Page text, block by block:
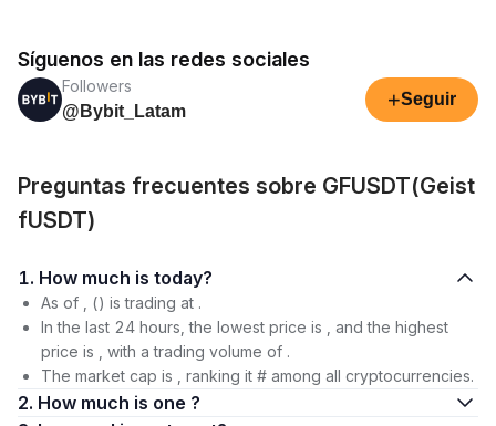
Síguenos en las redes sociales
Followers
@Bybit_Latam
+Seguir
Preguntas frecuentes sobre GFUSDT(Geist
fUSDT)
1. How much is today?
As of , () is trading at .
In the last 24 hours, the lowest price is , and the highest
price is , with a trading volume of .
The market cap is , ranking it # among all cryptocurrencies.
2. How much is one ?